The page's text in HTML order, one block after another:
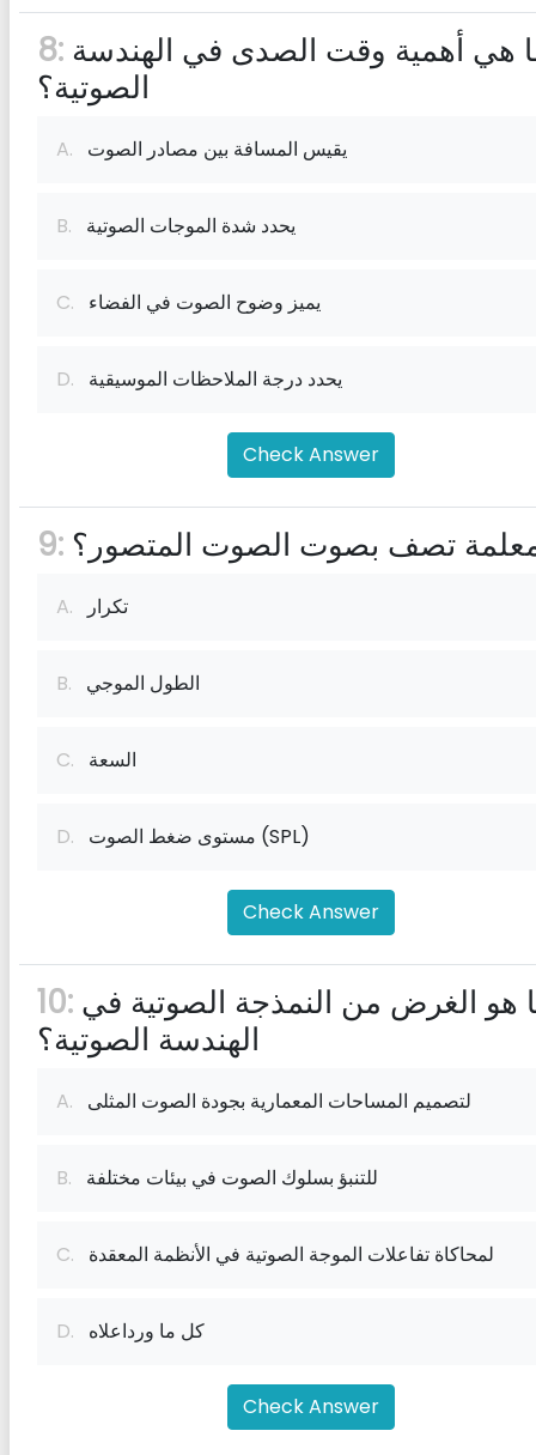
8:
الصوتية؟
A. يقيس المسافة بين مصادر الصوت
B. يحدد شدة الموجات الصوتية
C. يميز وضوح الصوت في الفضاء
D. يحدد درجة الملاحظات الموسيقية
Check Answer
9: تصف بصوت الصوت المتصور؟
A. تكرار
B. الطول الموجي
C. السعة
D. مستوى ضغط الصوت (SPL)
Check Answer
10:
الهندسة الصوتية؟
A. لتصميم المساحات المعمارية بجودة الصوت المثلى
B. للتنبؤ بسلوك الصوت في بيئات مختلفة
C. لمحاكاة تفاعلات الموجة الصوتية في الأنظمة المعقدة
D. كل ما ورداعلاه
Check Answer